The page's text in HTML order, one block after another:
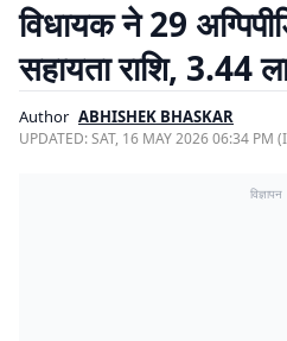
विधायक ने 29
सहायता राशि, 3.44
Author ABHISHEK BHASKAR
UPDATED:SAT, 16 MAY 2026 06:34 PM
विज्ञापन